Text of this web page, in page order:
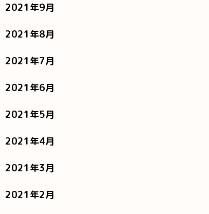
2021年9月
2021年8月
2021年7月
2021年6月
2021年5月
2021年4月
2021年3月
2021年2月